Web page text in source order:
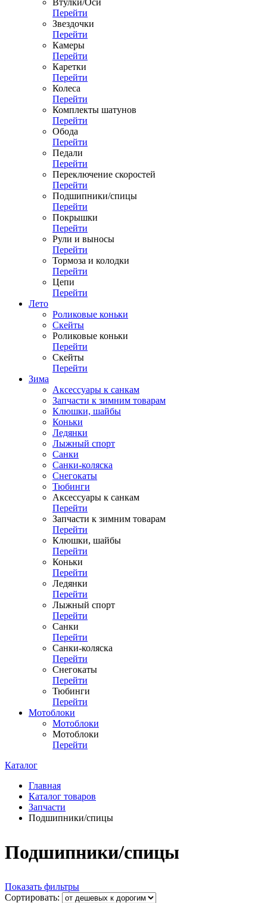
Втулки/Оси
Перейти
Звездочки
Перейти
Камеры
Перейти
Каретки
Перейти
Колеса
Перейти
Комплекты шатунов
Перейти
Обода
Перейти
Педали
Перейти
Переключение скоростей
Перейти
Подшипники/спицы
Перейти
Покрышки
Перейти
Рули и выносы
Перейти
Тормоза и колодки
Перейти
Цепи
Перейти
Лето
Роликовые коньки
Скейты
Роликовые коньки
Перейти
Скейты
Перейти
Зима
Аксессуары к санкам
Запчасти к зимним товарам
Клюшки, шайбы
Коньки
Ледянки
Лыжный спорт
Санки
Санки-коляска
Снегокаты
Тюбинги
Аксессуары к санкам
Перейти
Запчасти к зимним товарам
Перейти
Клюшки, шайбы
Перейти
Коньки
Перейти
Ледянки
Перейти
Лыжный спорт
Перейти
Санки
Перейти
Санки-коляска
Перейти
Снегокаты
Перейти
Тюбинги
Перейти
Мотоблоки
Мотоблоки
Мотоблоки
Перейти
Каталог
Главная
Каталог товаров
Запчасти
Подшипники/спицы
Подшипники/спицы
Показать фильтры
Сортировать: